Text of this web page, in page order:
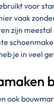
voor
vaak
zijn
je in veel
ook